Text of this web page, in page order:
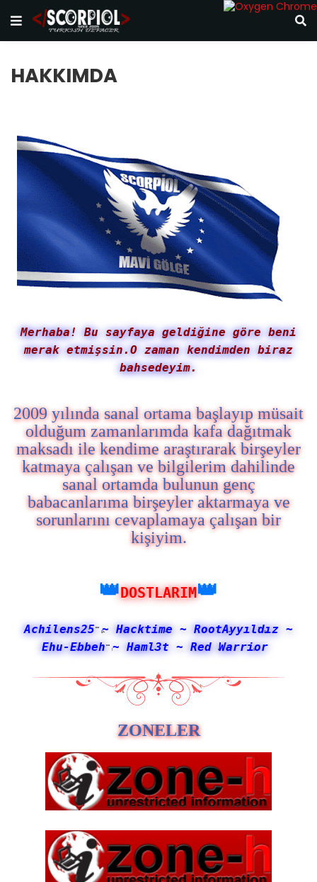
HAKKIMDA
Merhaba! Bu sayfaya geldiğine göre beni
merak etmişsin.O zaman kendimden biraz
bahsedeyim.
2009 yılında sanal ortama başlayıp müsait
olduğum zamanlarımda kafa dağıtmak
maksadı ile kendime araştırarak birşeyler
katmaya çalışan ve bilgilerim dahilinde
sanal ortamda bulunun genç
babacanlarıma birşeyler aktarmaya ve
sorunlarını cevaplamaya çalışan bir
kişiyim.
👑DOSTLARIM👑
Achilens25 ~ Hacktime ~ RootAyyıldız ~
Ehu-Ebbeh~ Haml3t ~ Red Warrior
ZONELER